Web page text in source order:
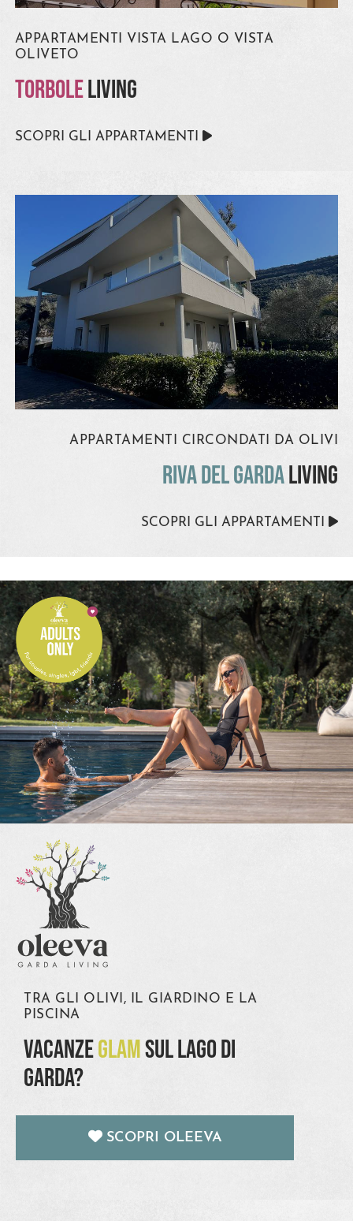
APPARTAMENTI VISTA LAGO O VISTA
OLIVETO
TORBOLELIVING
SCOPRI GLI APPARTAMENTI
APPARTAMENTI CIRCONDATI DA OLIVI
RIVA DEL GARDALIVING
SCOPRI GLI APPARTAMENTI
TRA GLI OLIVI, IL GIARDINO E LA
PISCINA
VACANZEGLAMSUL LAGO DI
GARDA?
SCOPRI OLEEVA